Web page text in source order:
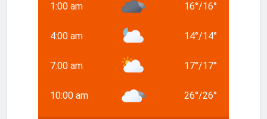
1:00 am 16°/16°
4:00 am 14°/14°
7:00 am 17°/17°
10:00 am 26°/26°